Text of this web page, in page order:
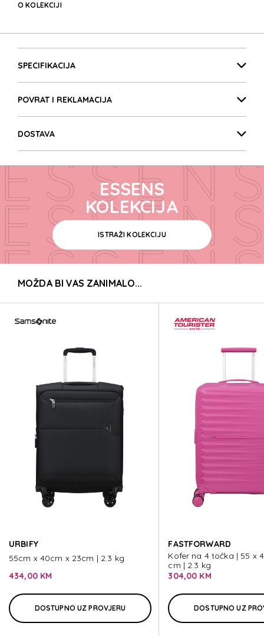
O KOLEKCIJI
SPECIFIKACIJA
POVRAT I REKLAMACIJA
DOSTAVA
ESSENS
ESSENS
ESSENS
ESSENS
ESSENS
ESSENS
ESSENS
ESSENS
ESSENS
ESSENS
ESSENS
ESSENS
ESSENS
ESSENS
KOLEKCIJA
ISTRAŽI KOLEKCIJU
MOŽDA BI VAS ZANIMALO...
URBIFY
55cm x 40cm x 23cm | 2.3 kg
434,00 KM
DOSTUPNO UZ PROVJERU
FASTFORWARD
Kofer na 4 točka | 55 x
cm | 2.3 kg
304,00 KM
DOSTUPNO UZ